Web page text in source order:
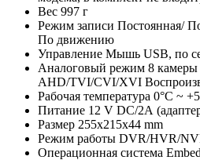
Вес 997 г
Режим записи Постоянная/
По движению
Управление Мышь USB, по
Аналоговый режим 8
AHD/TVI/CVI/XVI
Рабочая температура 0°С ~
Питание 12 V DC/2А
Размер 255x215x44 mm
Режим работы DVR/HVR/
Операционная система